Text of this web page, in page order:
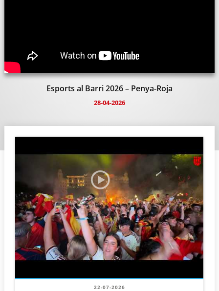
Esports al Barri 2026 – Penya-Roja
28-04-2026
22-07-2026